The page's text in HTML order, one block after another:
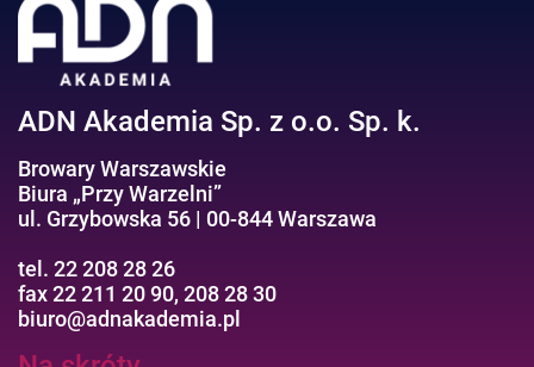
ADN Akademia Sp. z o.o. Sp. k.
Browary Warszawskie
Biura „Przy Warzelni”
ul. Grzybowska 56 | 00-844 Warszawa
tel. 22 208 28 26
fax 22 211 20 90, 208 28 30
biuro@adnakademia.pl